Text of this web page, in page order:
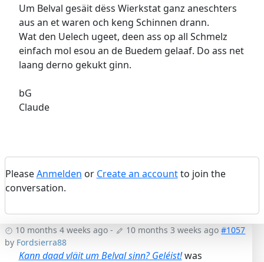
Um Belval gesäit dëss Wierkstat ganz aneschters
aus an et waren och keng Schinnen drann.
Wat den Uelech ugeet, deen ass op all Schmelz
einfach mol esou an de Buedem gelaaf. Do ass net
laang derno gekukt ginn.
bG
Claude
PleaseAnmelden or Create an accountto join the
conversation.
10 months 4 weeks ago - 10 months 3 weeks ago #1057
by Fordsierra88
Kann daad vläit um Belval sinn? Geléist!was